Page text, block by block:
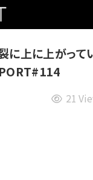
に上に上がって
21